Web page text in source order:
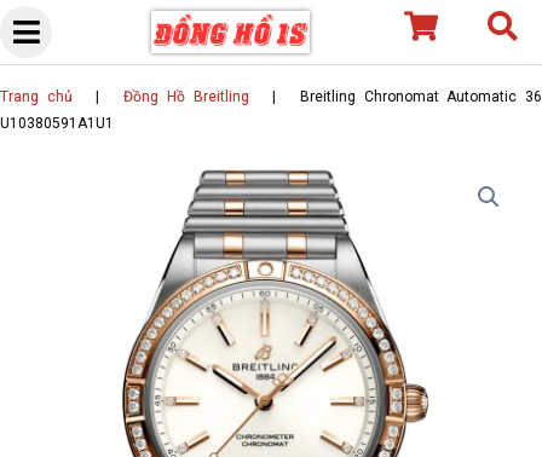
Skip
content
Trang chủ |Đồng Hồ Breitling
Breitling Chronomat Automatic 36
U10380591A1U1